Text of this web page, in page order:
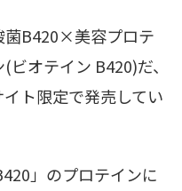
菌B420×美容プロテ
オテイン B420)だ、
ト限定で発売してい
」のプロテインに